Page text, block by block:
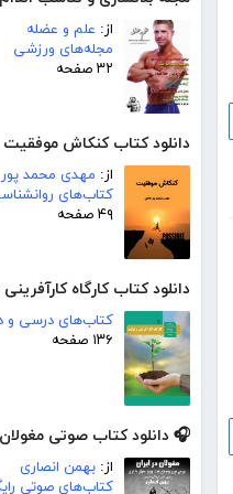
از: علم و عضله
مجله‌های ورزشی
۳۲ صفحه
دانلود کتاب کنکاش موفقیت
از: مهدی محمد
کتاب‌های
۴۹ صفحه
دانلود کتاب کارگاه
کتاب‌های درسی و
۱۳۶ صفحه
🎧 دانلود کتاب صوتی مغولان
از: بهمن انصاری
کتاب‌های صوتی